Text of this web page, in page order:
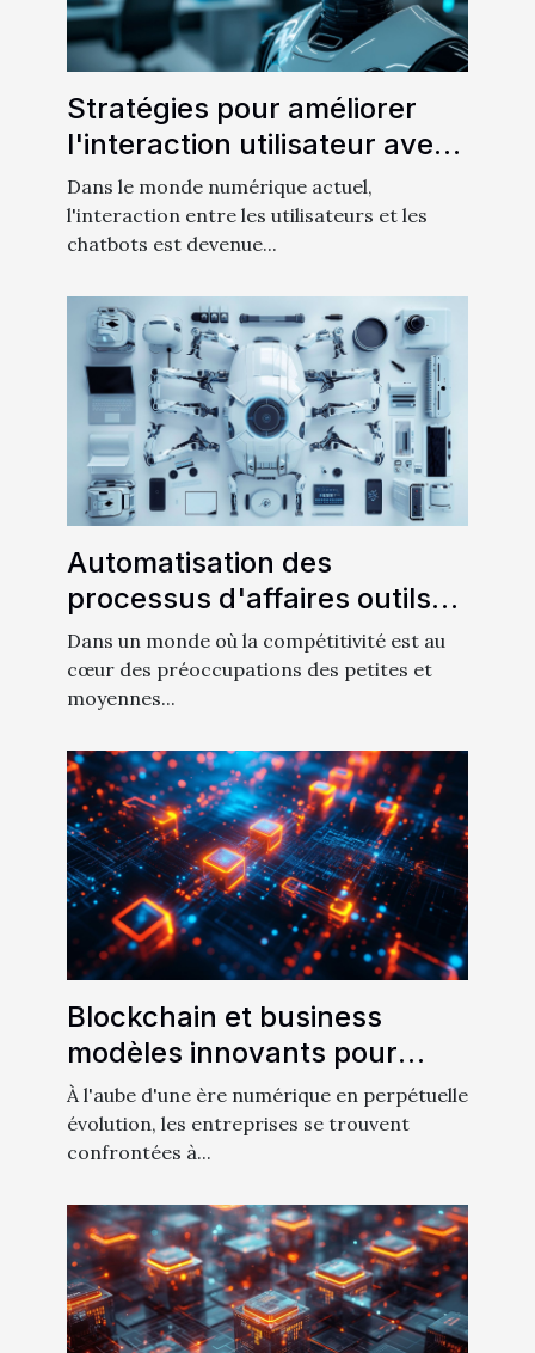
Stratégies pour améliorer
l'interaction utilisateur avec
un chatbot en 5 minutes
Dans le monde numérique actuel,
l'interaction entre les utilisateurs et les
chatbots est devenue...
Automatisation des
processus d'affaires outils
essentiels pour augmenter la
productivité en PME
Dans un monde où la compétitivité est au
cœur des préoccupations des petites et
moyennes...
Blockchain et business
modèles innovants pour
intégrer la technologie dans
votre entreprise
À l'aube d'une ère numérique en perpétuelle
évolution, les entreprises se trouvent
confrontées à...